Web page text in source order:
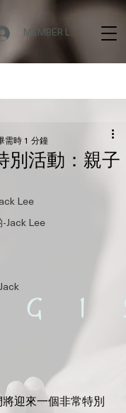
MEMBER LOGIN
Lee
Jack Lee
別活動：親子
需時 1 分鐘
迎來一個非常特別